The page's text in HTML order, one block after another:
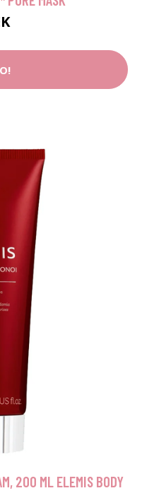
200 ML ELEMIS BODY